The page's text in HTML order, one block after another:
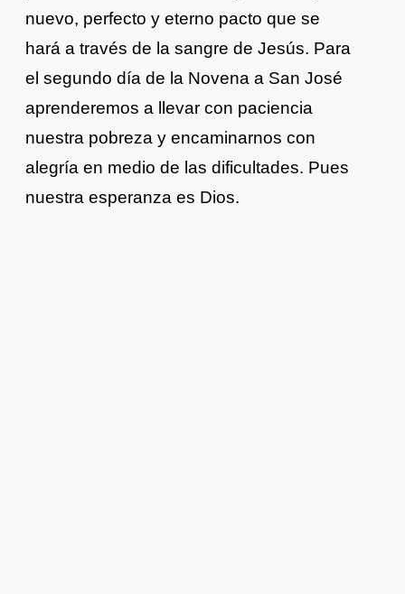
nuevo, perfecto y eterno pacto que se
hará a través de la sangre de Jesús. Para
el segundo día de la Novena a San José
aprenderemos a llevar con paciencia
nuestra pobreza y encaminarnos con
alegría en medio de las dificultades. Pues
nuestra esperanza es Dios.